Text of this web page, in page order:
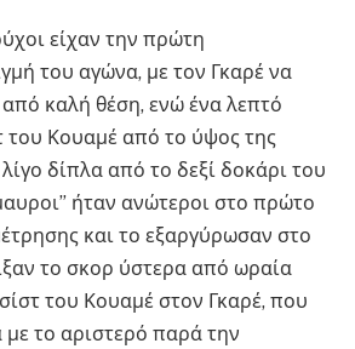
είχαν την πρώτη
του αγώνα, με τον Γκαρέ να
καλή θέση, ενώ ένα λεπτό
του Κουαμέ από το ύψος της
δίπλα από το δεξί δοκάρι του
ήταν ανώτεροι στο πρώτο
και το εξαργύρωσαν στο
το σκορ ύστερα από ωραία
του Κουαμέ στον Γκαρέ, που
το αριστερό παρά την